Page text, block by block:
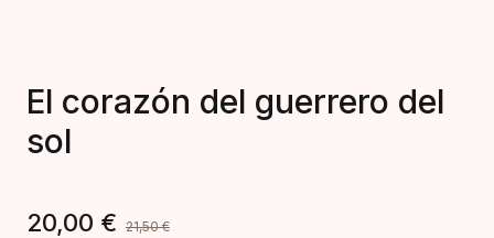
El corazón del guerrero del
sol
20,00 € 21,50€